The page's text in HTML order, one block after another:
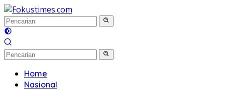
Langsung
ke
konten
Home
Nasional